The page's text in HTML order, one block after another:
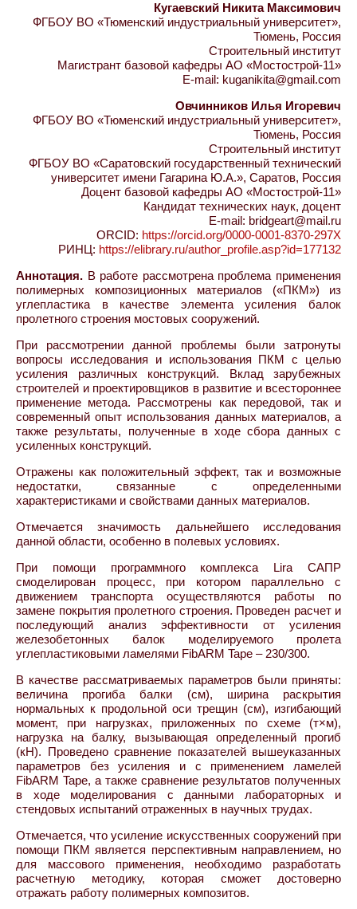
Кугаевский Никита Максимович
ФГБОУ ВО «Тюменский индустриальный университет»,
Тюмень, Россия
Строительный институт
Магистрант базовой кафедры АО «Мостострой-11»
E-mail: kuganikita@gmail.com
Овчинников Илья Игоревич
ФГБОУ ВО «Тюменский индустриальный университет»,
Тюмень, Россия
Строительный институт
ФГБОУ ВО «Саратовский государственный технический
университет имени Гагарина Ю.А.», Саратов, Россия
Доцент базовой кафедры АО «Мостострой-11»
Кандидат технических наук, доцент
E-mail: bridgeart@mail.ru
ORCID: https://orcid.org/0000-0001-8370-297X
РИНЦ: https://elibrary.ru/author_profile.asp?id=177132
Аннотация. В работе рассмотрена проблема применения
полимерных композиционных материалов («ПКМ») из
углепластика в качестве элемента усиления балок
пролетного строения мостовых сооружений.
При рассмотрении данной проблемы были затронуты
вопросы исследования и использования ПКМ с целью
усиления различных конструкций. Вклад зарубежных
строителей и проектировщиков в развитие и всестороннее
применение метода. Рассмотрены как передовой, так и
современный опыт использования данных материалов, а
также результаты, полученные в ходе сбора данных с
усиленных конструкций.
Отражены как положительный эффект, так и возможные
недостатки, связанные с определенными
характеристиками и свойствами данных материалов.
Отмечается значимость дальнейшего исследования
данной области, особенно в полевых условиях.
При помощи программного комплекса Lira САПР
смоделирован процесс, при котором параллельно с
движением транспорта осуществляются работы по
замене покрытия пролетного строения. Проведен расчет и
последующий анализ эффективности от усиления
железобетонных балок моделируемого пролета
углепластиковыми ламелями FibARM Tape – 230/300.
В качестве рассматриваемых параметров были приняты:
величина прогиба балки (см), ширина раскрытия
нормальных к продольной оси трещин (см), изгибающий
момент, при нагрузках, приложенных по схеме (т×м),
нагрузка на балку, вызывающая определенный прогиб
(кН). Проведено сравнение показателей вышеуказанных
параметров без усиления и с применением ламелей
FibARM Tape, а также сравнение результатов полученных
в ходе моделирования с данными лабораторных и
стендовых испытаний отраженных в научных трудах.
Отмечается, что усиление искусственных сооружений при
помощи ПКМ является перспективным направлением, но
для массового применения, необходимо разработать
расчетную методику, которая сможет достоверно
отражать работу полимерных композитов.